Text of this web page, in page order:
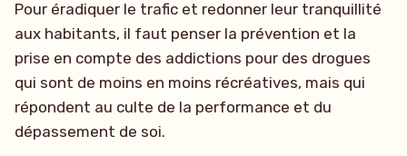
Pour éradiquer le trafic et redonner leur tranquillité
aux habitants, il faut penser la prévention et la
prise en compte des addictions pour des drogues
qui sont de moins en moins récréatives, mais qui
répondent au culte de la performance et du
dépassement de soi.